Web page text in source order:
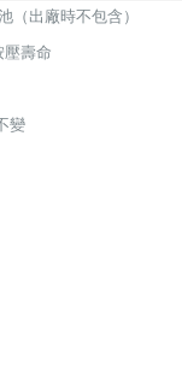
（出廠時不包含）
壽命
變